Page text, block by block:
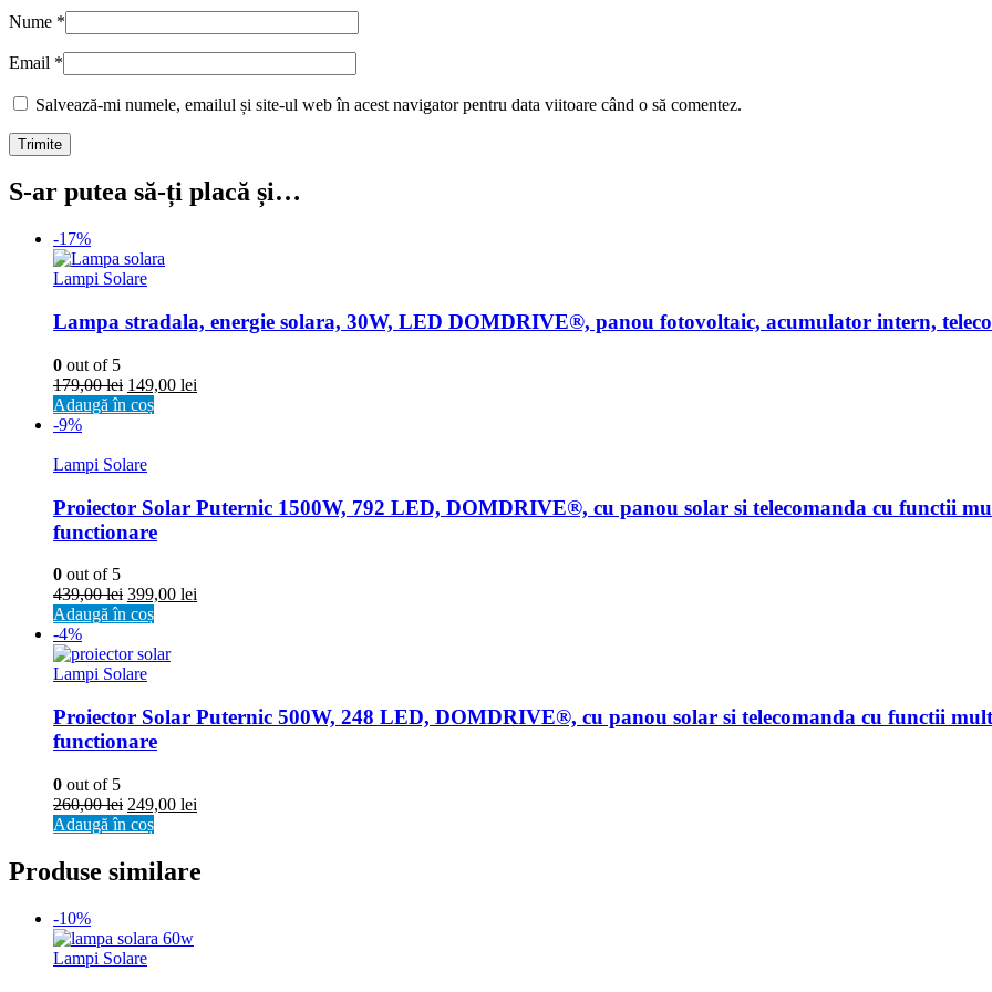
Nume *
Email *
Salvează-mi numele, emailul și site-ul web în acest navigator pentru data viitoare când o să comentez.
S-ar putea să-ți placă și…
-17%
Lampi Solare
Lampa stradala, energie solara, 30W, LED DOMDRIVE®, panou fotovoltaic, acumulator intern,
0 out of 5
179,00lei 149,00 lei
Adaugă în coș
-9%
Lampi Solare
Proiector Solar Puternic 1500W, 792 LED, DOMDRIVE®, cu panou solar si telecomanda cu functii
functionare
0 out of 5
439,00lei 399,00 lei
Adaugă în coș
-4%
Lampi Solare
Proiector Solar Puternic 500W, 248 LED, DOMDRIVE®, cu panou solar si telecomanda cu functii
functionare
0 out of 5
260,00lei 249,00 lei
Adaugă în coș
Produse similare
-10%
Lampi Solare